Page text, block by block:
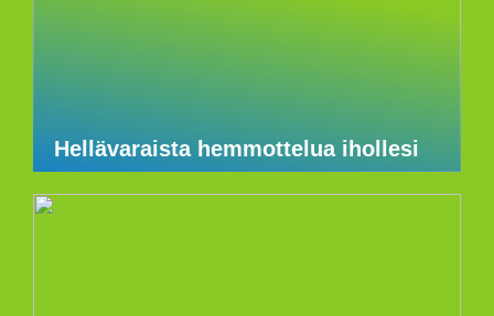
Hellävaraista hemmottelua ihollesi